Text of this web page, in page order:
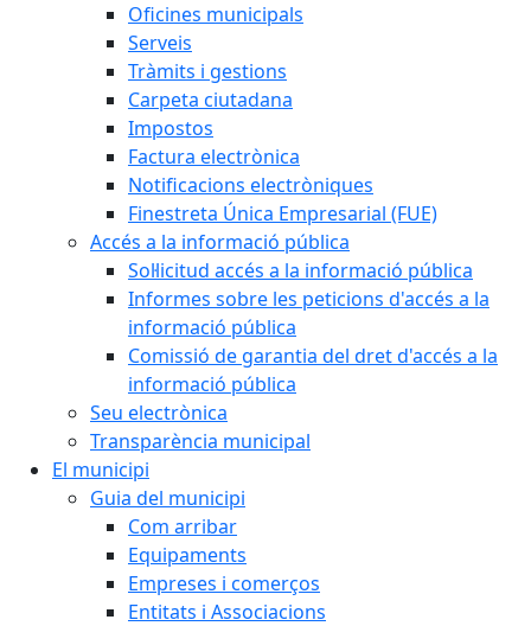
Oficines municipals
Serveis
Tràmits i gestions
Carpeta ciutadana
Impostos
Factura electrònica
Notificacions electròniques
Finestreta Única Empresarial (FUE)
Accés a la informació pública
Sol·licitud accés a la informació pública
Informes sobre les peticions d'accés a la
informació pública
Comissió de garantia del dret d'accés a la
informació pública
Seu electrònica
Transparència municipal
El municipi
Guia del municipi
Com arribar
Equipaments
Empreses i comerços
Entitats i Associacions